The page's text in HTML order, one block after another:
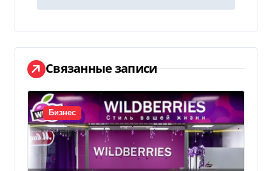
г
а
ц
и
я
Связанные записи
Бизнес